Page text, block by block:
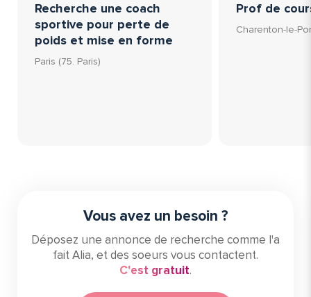
Recherche une coach
sportive pour perte de
poids et mise en forme
Paris (75. Paris)
Prof de
Charenton-le-
Vous avez un besoin ?
Déposez une annonce de recherche comme l'a
fait Alia, et des soeurs vous contactent.
C'est gratuit.